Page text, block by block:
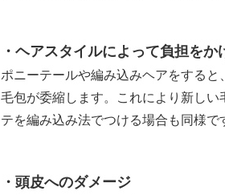
・ヘアスタイルによって負担をか
ポニーテールや編み込みヘアをする
毛包が委縮します。これにより新し
テを編み込み法でつける場合も同様で
・頭皮へのダメージ